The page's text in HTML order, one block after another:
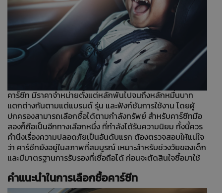
คาร์ซีท มีราคาจำหน่ายตั้งแต่หลักพันไปจนถึงหลักหมื่นบาท
แตกต่างกันตามแต่แบรนด์ รุ่น และฟังก์ชันการใช้งาน โดยผู้
ปกครองสามารถเลือกซื้อได้ตามกำลังทรัพย์ สำหรับคาร์ซีทมือ
สองก็ถือเป็นอีกทางเลือกหนึ่ง ที่กำลังได้รับความนิยม ทั้งนี้ควร
คำนึงเรื่องความปลอดภัยเป็นอันดับแรก ต้องตรวจสอบให้แน่ใจ
ว่า คาร์ซีทยังอยู่ในสภาพที่สมบูรณ์ เหมาะสำหรับช่วงวัยของเด็ก
และมีมาตรฐานการรับรองที่เชื่อถือได้ ก่อนจะตัดสินใจซื้อมาใช้
คำแนะนำในการเลือกซื้อคาร์ซีท